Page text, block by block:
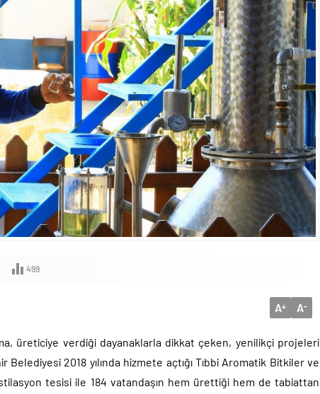
499
A+ A-
üreticiye verdiği dayanaklarla dikkat çeken, yenilikçi projeleri
Belediyesi 2018 yılında hizmete açtığı Tıbbi Aromatik Bitkiler ve
tesisi ile 184 vatandaşın hem ürettiği hem de tabiattan